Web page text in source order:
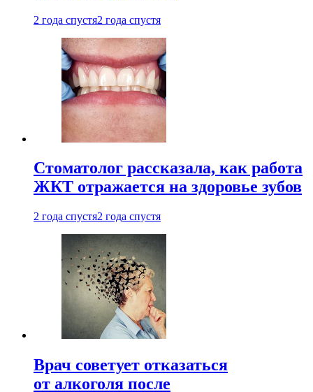
2 года спустя2 года спустя
Стоматолог рассказала, как работа
ЖКТ отражается на здоровье зубов
2 года спустя2 года спустя
Врач советует отказаться
от алкоголя после